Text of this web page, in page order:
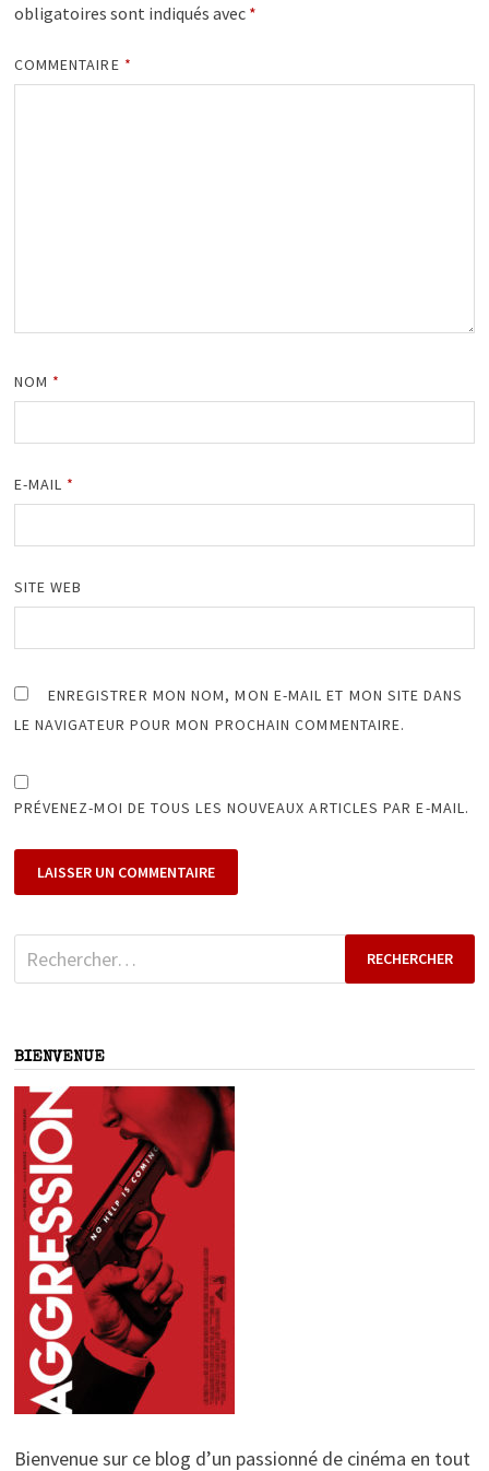
obligatoires sont indiqués avec *
COMMENTAIRE *
NOM *
E-MAIL *
SITE WEB
ENREGISTRER MON NOM, MON E-MAIL ET MON SITE DANS
LE NAVIGATEUR POUR MON PROCHAIN COMMENTAIRE.
PRÉVENEZ-MOI DE TOUS LES NOUVEAUX ARTICLES PAR E-MAIL.
Rechercher :
BIENVENUE
Bienvenue sur ce blog d’un passionné de cinéma en tout